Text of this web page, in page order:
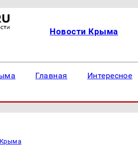
Новости Крыма
Главная Интересное
Крыма